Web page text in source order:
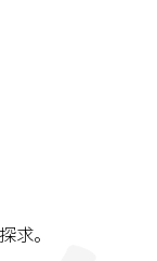
求。